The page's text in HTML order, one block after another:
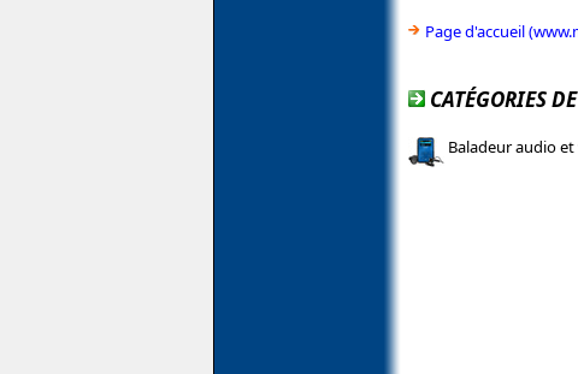
Page d'accueil
CATÉGORIES
Baladeur audio